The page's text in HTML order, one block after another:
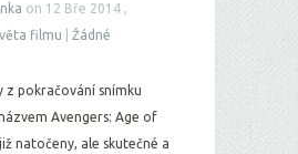
on 12 Bře 2014 ,
filmu
Žádné
z pokračování snímku
Avengers: Age of
natočeny, ale skutečné a